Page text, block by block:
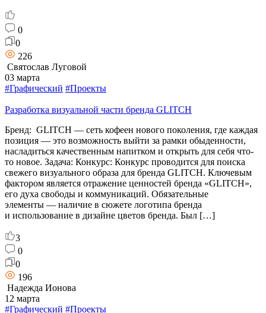
0
0
226
Святослав Луговой
03 марта
#Графический #Проекты
Разработка визуальной части бренда GLITCH
Бренд: GLITCH — сеть кофеен нового поколения, где каждая
позиция — это возможность выйти за рамки обыденности,
насладиться качественным напитком и открыть для себя что-
то новое. Задача: Конкурс: Конкурс проводится для поиска
свежего визуального образа для бренда GLITCH. Ключевым
фактором является отражение ценностей бренда «GLITCH»,
его духа свободы и коммуникаций. Обязательные
элементы — наличие в сюжете логотипа бренда
и использование в дизайне цветов бренда. Был […]
3
0
0
196
Надежда Ионова
12 марта
#Графический #Проекты